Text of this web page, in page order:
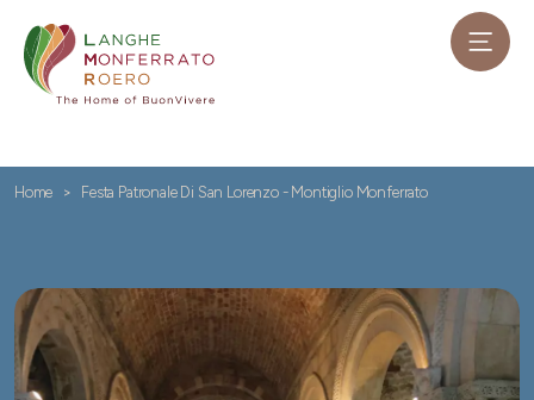
Home Festa Patronale Di San Lorenzo - Montiglio Monferrato